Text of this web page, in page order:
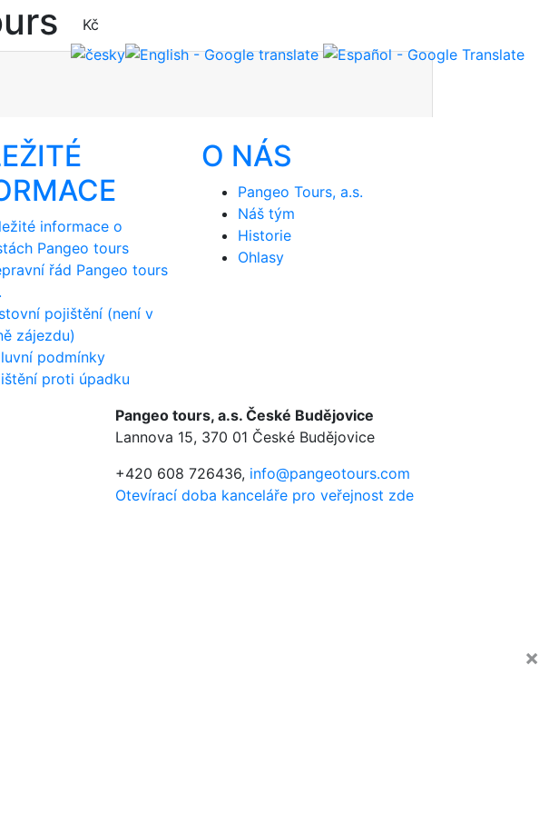
Kč
informace o
Pangeo tours
řád Pangeo tours
pojištění (není v
zájezdu)
podmínky
proti úpadku
O NÁS
Pangeo Tours, a.s.
Náš tým
Historie
Ohlasy
Pangeo tours, a.s. České Budějovice
Lannova 15, 370 01 České Budějovice
+420 608 726436, info@pangeotours.com
Otevírací doba kanceláře pro veřejnost zde
×